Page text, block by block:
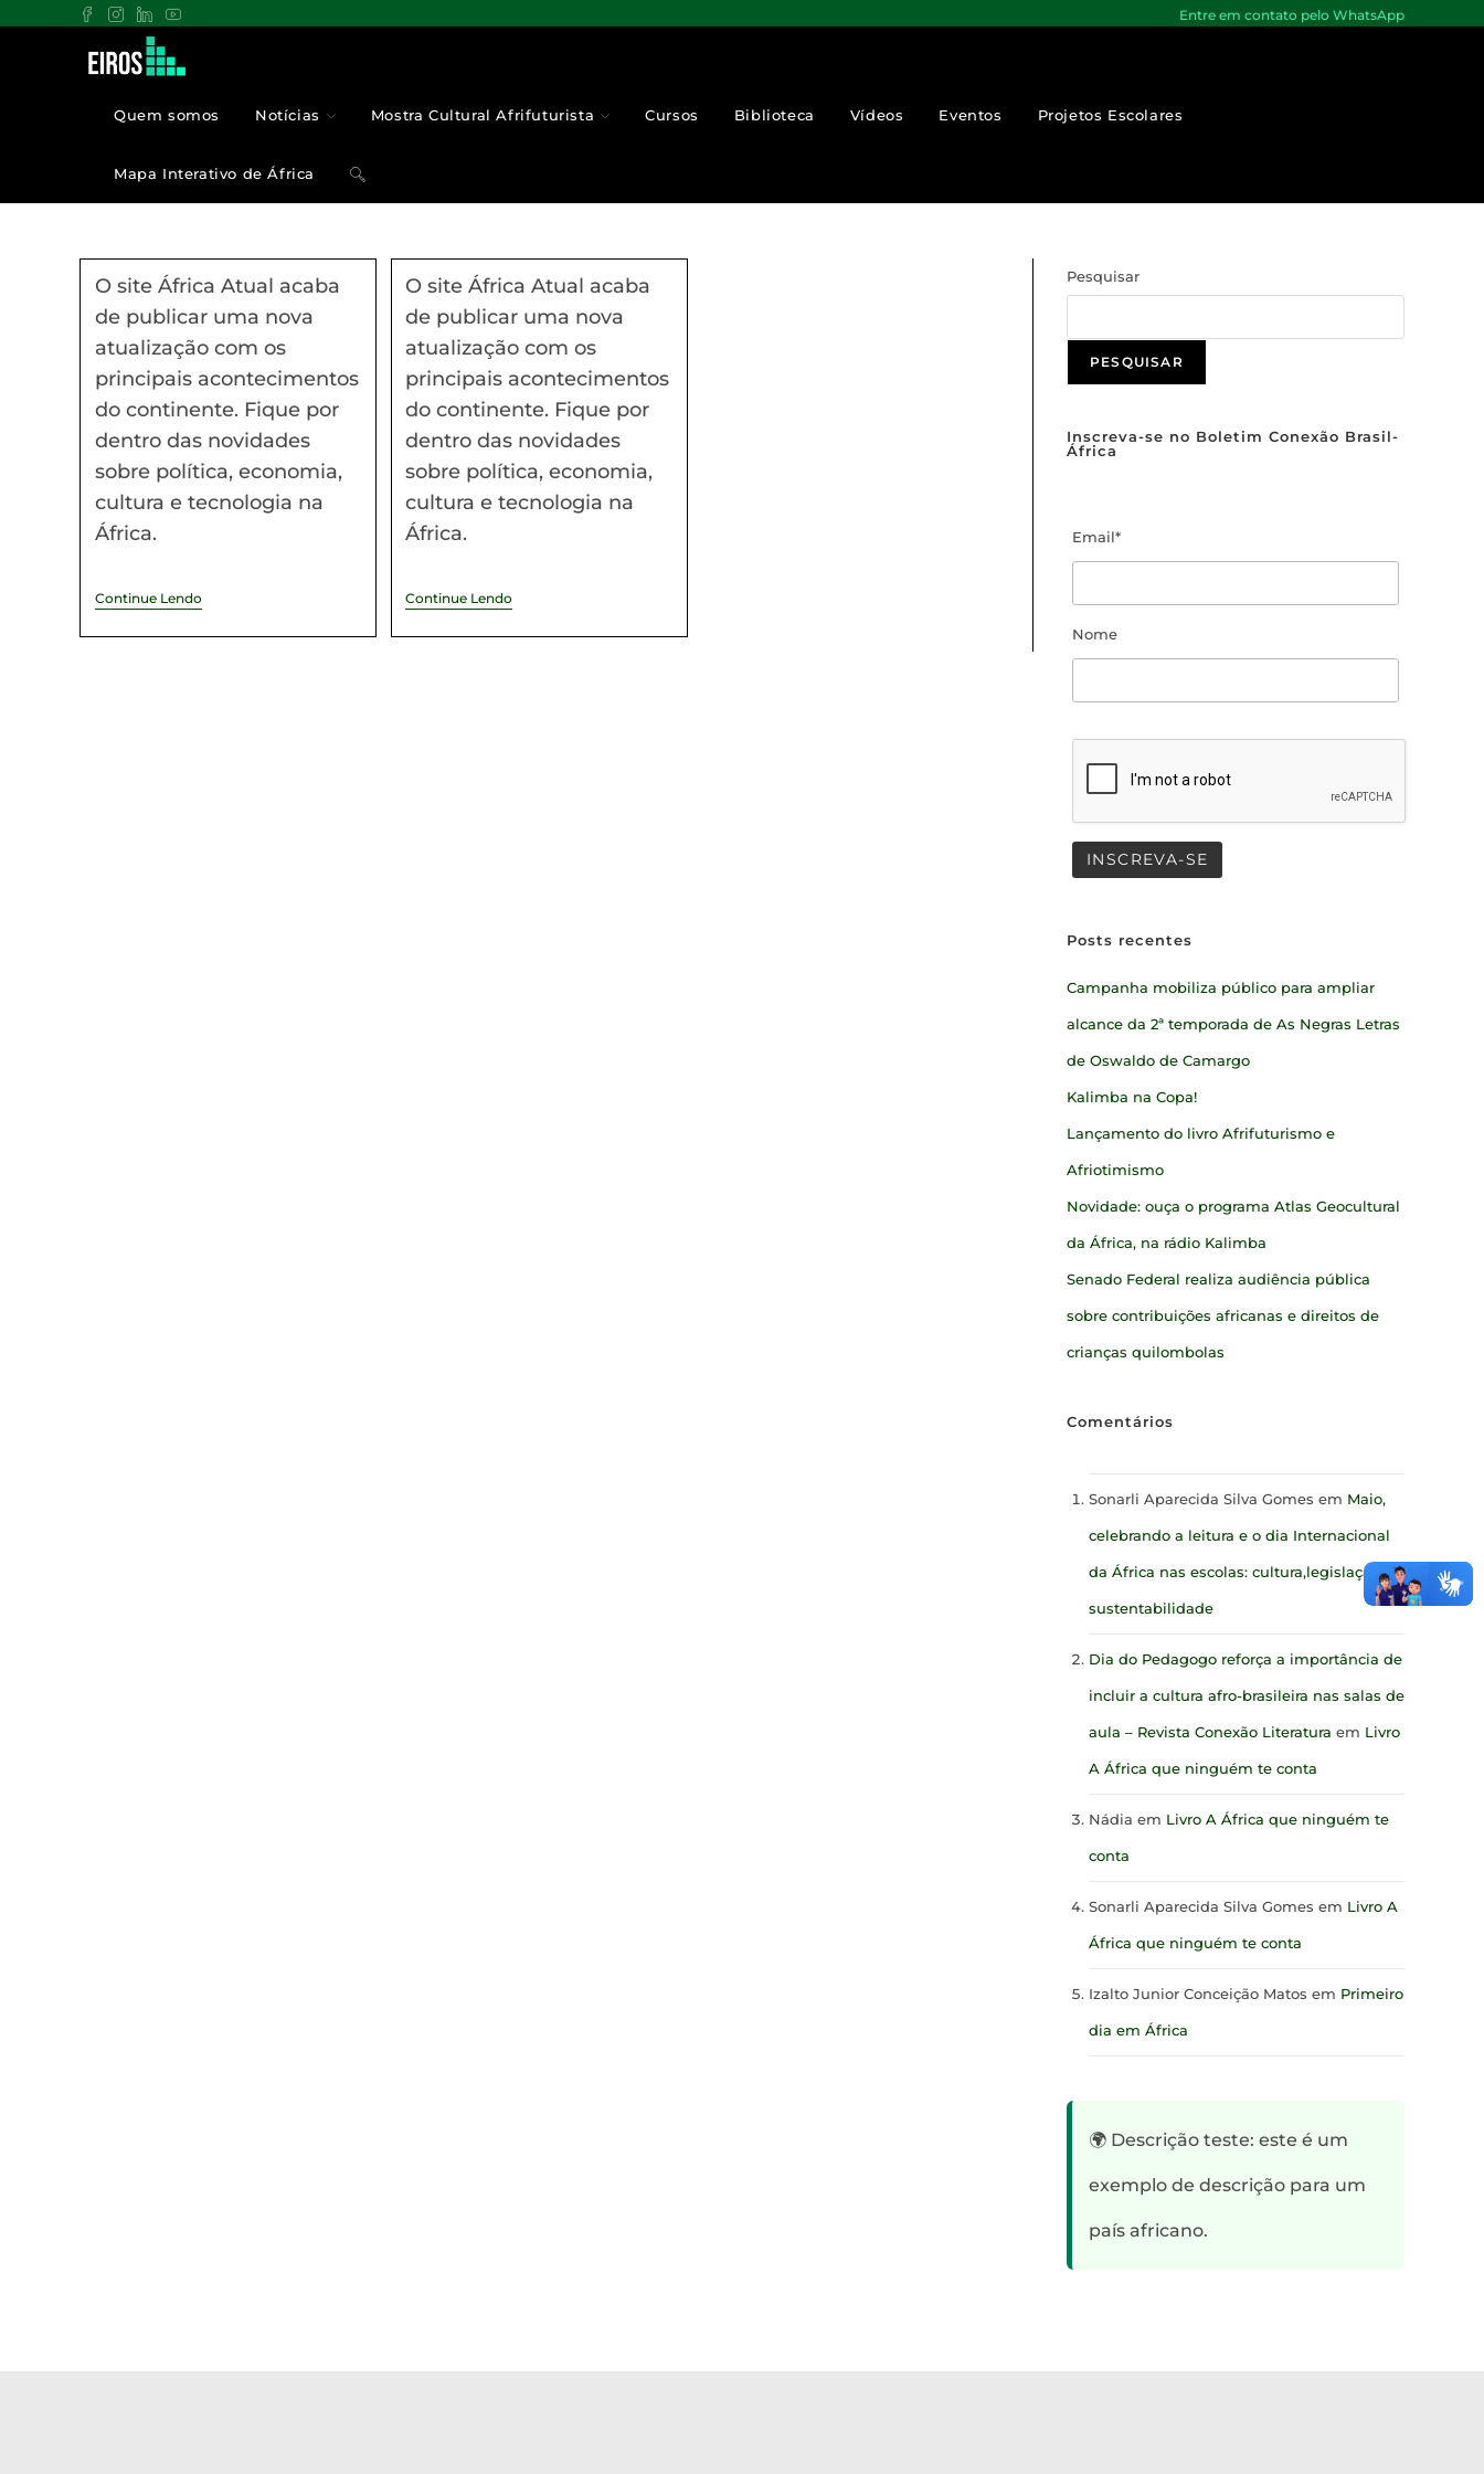
Entre em contato pelo WhatsApp
Quem somos Notícias Mostra Cultural Afrifuturista Cursos Biblioteca Vídeos Eventos Projetos Escolares
Mapa Interativo de África
O site África Atual acaba
de publicar uma nova
atualização com os
principais acontecimentos
do continente. Fique por
dentro das novidades
sobre política, economia,
cultura e tecnologia na
África.
Continue Lendo
O site África Atual acaba
de publicar uma nova
atualização com os
principais acontecimentos
do continente. Fique por
dentro das novidades
sobre política, economia,
cultura e tecnologia na
África.
Continue Lendo
Pesquisar
PESQUISAR
Inscreva-se no Boletim Conexão Brasil-
África
Email*
Nome
Posts recentes
Campanha mobiliza público para ampliar
alcance da 2ª temporada de As Negras Letras
de Oswaldo de Camargo
Kalimba na Copa!
Lançamento do livro Afrifuturismo e
Afriotimismo
Novidade: ouça o programa Atlas Geocultural
da África, na rádio Kalimba
Senado Federal realiza audiência pública
sobre contribuições africanas e direitos de
crianças quilombolas
Comentários
Sonarli Aparecida Silva Gomes em Maio,
celebrando a leitura e o dia Internacional
da África nas escolas: cultura,legislação e
sustentabilidade
Dia do Pedagogo reforça a importância de
incluir a cultura afro-brasileira nas salas de
aula – Revista Conexão Literatura em Livro
A África que ninguém te conta
Nádia em Livro A África que ninguém te
conta
Sonarli Aparecida Silva Gomes em Livro A
África que ninguém te conta
Izalto Junior Conceição Matos em Primeiro
dia em África
🌍 Descrição teste: este é um
exemplo de descrição para um
país africano.